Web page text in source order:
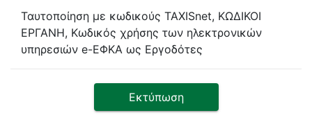
Ταυτοποίηση με κωδικούς TAXISnet, ΚΩΔΙΚΟΙ
ΕΡΓΑΝΗ, Κωδικός χρήσης των ηλεκτρονικών
υπηρεσιών e-ΕΦΚΑ ως Εργοδότες
Εκτύπωση